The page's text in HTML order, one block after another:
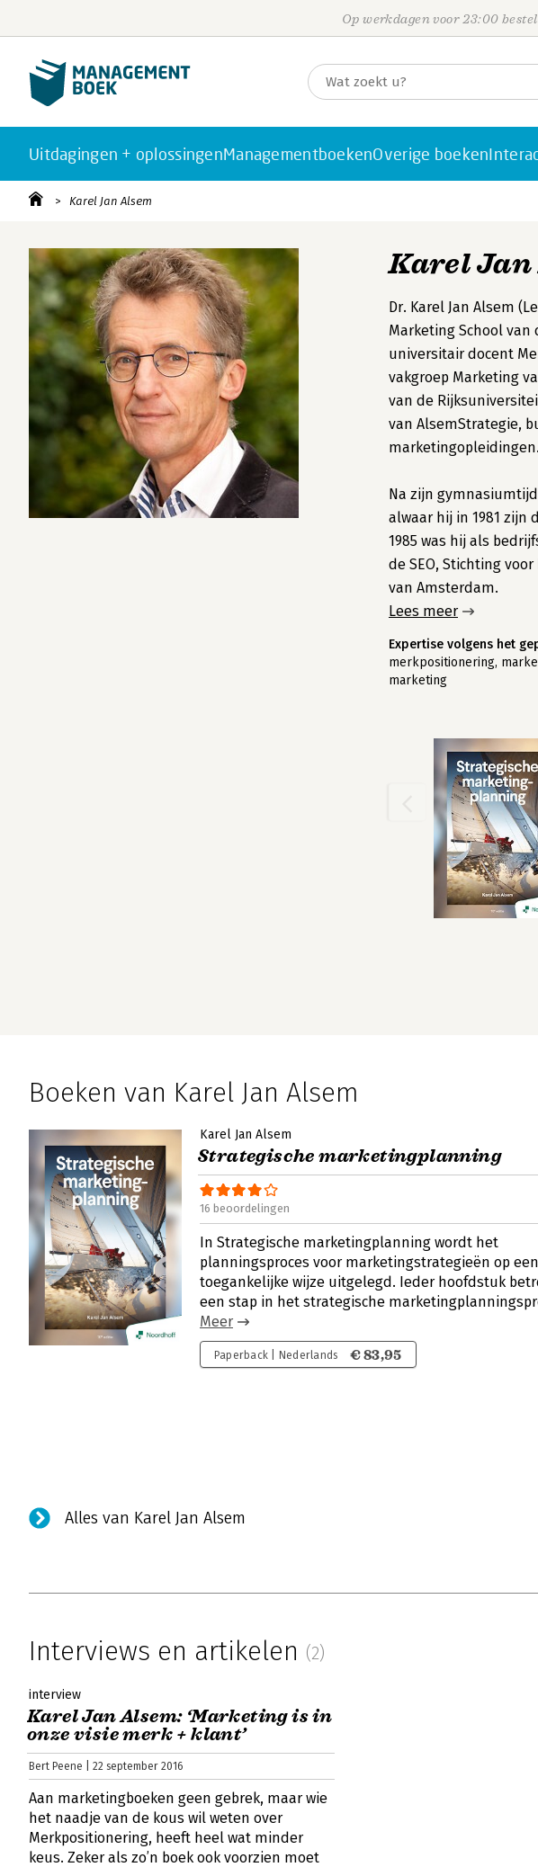
Op werkdagen voor 23:00
Uitdagingen + oplossingenManagementboekenOverige boeken
Karel Jan Alsem
Karel Jan
Dr. Karel Jan Alsem
Marketing School van
universitair docent
vakgroep Marketing
van de
van AlsemStrategie,
marketingopleidingen.
Na zijn
alwaar hij in 1981 zijn
1985 was hij als
de SEO, Stichting
van Amsterdam.
Lees meer
Expertise volgens het
merkpositionering,
marketing
Boeken van Karel Jan Alsem
Karel Jan Alsem
Strategische marketingplanning
16 beoordelingen
In Strategische marketingplanning wordt het
planningsproces voor marketingstrategieën op een
toegankelijke wijze uitgelegd. Ieder hoofdstuk
een stap in het strategische
Meer
Paperback | Nederlands € 83,95
Alles van Karel Jan Alsem
Interviews en artikelen (2)
interview
Karel Jan Alsem: ‘Marketing is in
onze visie merk + klant’
Bert Peene | 22 september 2016
Aan marketingboeken geen gebrek, maar wie
het naadje van de kous wil weten over
Merkpositionering, heeft heel wat minder
keus. Zeker als zo’n boek ook voorzien moet